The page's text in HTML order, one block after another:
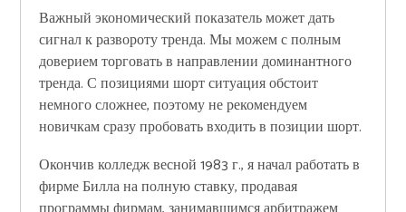
Важный экономический показатель может дать
сигнал к развороту тренда. Мы можем с полным
доверием торговать в направлении доминантного
тренда. С позициями шорт ситуация обстоит
немного сложнее, поэтому не рекомендуем
новичкам сразу пробовать входить в позиции шорт.
Окончив колледж весной 1983 г., я начал работать в
фирме Билла на полную ставку, продавая